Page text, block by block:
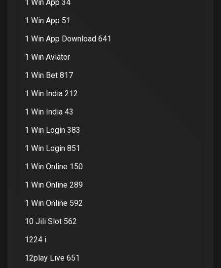
1 Win App 34
1 Win App 51
1 Win App Download 641
1 Win Aviator
1 Win Bet 817
1 Win India 212
1 Win India 43
1 Win Login 383
1 Win Login 851
1 Win Online 150
1 Win Online 289
1 Win Online 592
10 Jili Slot 562
1224 i
12play Live 651